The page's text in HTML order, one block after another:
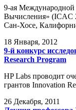
9-ая
Вычисления» (ICAC
Сан-Хосе,
18 Января, 2012
9-й конкурс
Research Program
HP Labs проводит
грантов Innovation
26 Декабря, 2011